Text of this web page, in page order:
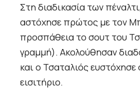
Στη διαδικασία των
αστόχησε πρώτος με τον
προσπάθεια το σουτ του
γραμμή). Ακολούθησαν
και ο Τσαταλιός
εισιτήριο.